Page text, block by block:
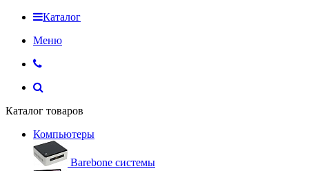
Каталог
Меню
Каталог товаров
Компьютеры
Barebone системы